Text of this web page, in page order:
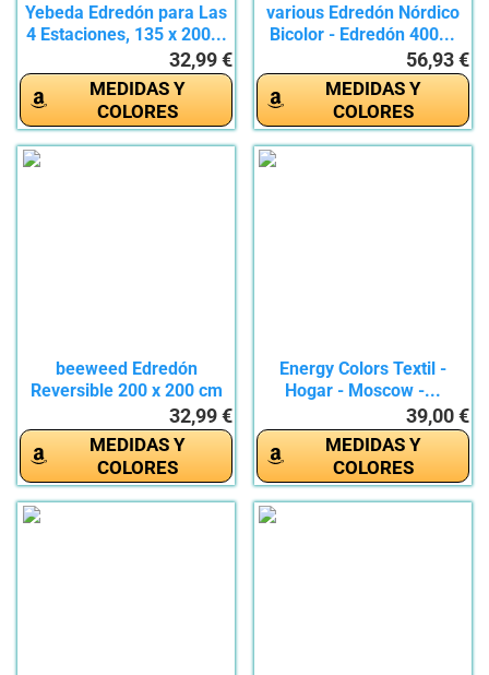
Yebeda Edredón para Las
4 Estaciones, 135 x 200...
32,99 €
MEDIDAS Y
COLORES
various Edredón Nórdico
Bicolor - Edredón 400...
56,93 €
MEDIDAS Y
COLORES
beeweed Edredón
Reversible 200 x 200 cm
para Cama...32,99 €
MEDIDAS Y
COLORES
Energy Colors Textil -
Hogar - Moscow -...
39,00 €
MEDIDAS Y
COLORES